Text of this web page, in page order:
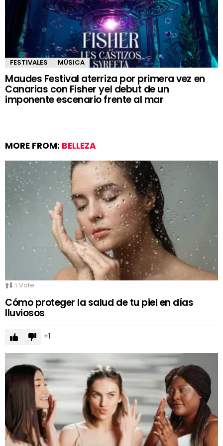
FESTIVALES MÚSICA
Maudes Festival aterriza por primera vez en
Canarias con Fisher yel debut de un
imponente escenario frente al mar
MORE FROM: BELLEZA
1 Vote
Cómo proteger la salud de tu piel en días
lluviosos
1